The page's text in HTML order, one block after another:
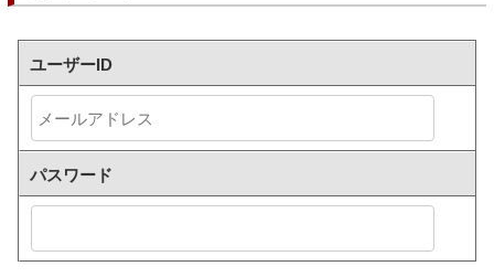
ユーザーID
パスワード